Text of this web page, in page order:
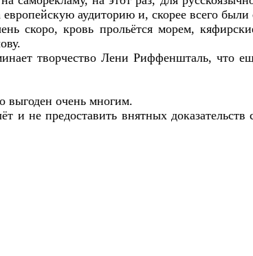
аудиторию и, скорее всего были
скоро, кровь прольётся морем,
творчество Лени Риффеншталь, что
выгоден очень многим.
и не предоставить внятных